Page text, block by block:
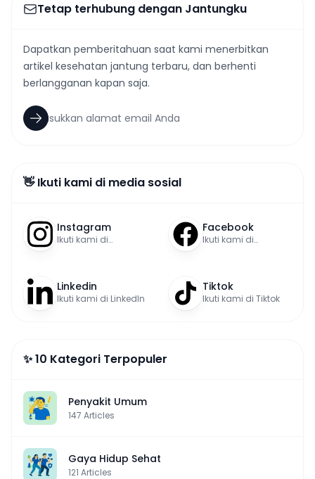
Tetap terhubung dengan Jantungku
Dapatkan pemberitahuan saat kami menerbitkan
artikel kesehatan jantung terbaru, dan berhenti
berlangganan kapan saja.
👋 Ikuti kami di media sosial
Instagram
Ikuti kami di
Facebook
Ikuti kami di
Linkedin
Ikuti kami di LinkedIn
Tiktok
Ikuti kami di Tiktok
✨ 10 Kategori Terpopuler
Penyakit Umum
147 Articles
Gaya Hidup Sehat
121 Articles